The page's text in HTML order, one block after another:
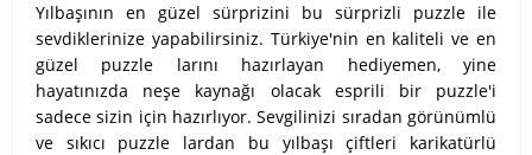
Yılbaşının en güzel sürprizini bu sürprizli puzzle ile
sevdiklerinize yapabilirsiniz. Türkiye'nin en kaliteli ve en
güzel puzzle larını hazırlayan hediyemen, yine
hayatınızda neşe kaynağı olacak esprili bir puzzle'i
sadece sizin için hazırlıyor. Sevgilinizi sıradan görünümlü
ve sıkıcı puzzle lardan bu yılbaşı çiftleri karikatürlü